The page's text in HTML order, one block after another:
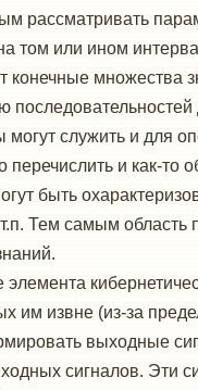
рассматривать
том или ином
конечные множества
могут служить и для
перечислить и как-
быть
Тем самым область
элемента
им извне (из-за
выходные
сигналов. Эти